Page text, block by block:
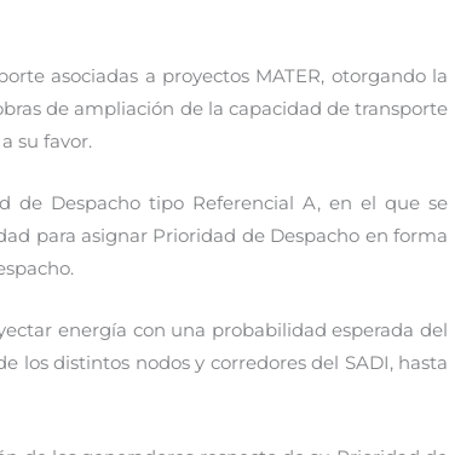
asociadas a proyectos MATER, otorgando la
de ampliación de la capacidad de transporte
su favor.
de Despacho tipo Referencial A, en el que se
para asignar Prioridad de Despacho en forma
energía con una probabilidad esperada del
los distintos nodos y corredores del SADI, hasta